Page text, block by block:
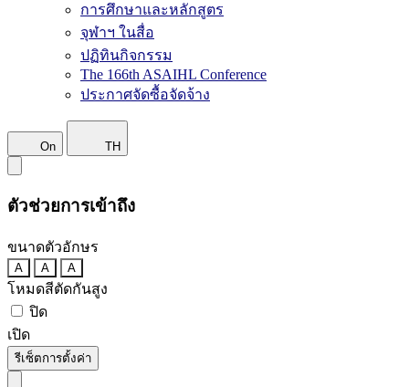
การศึกษาและหลักสูตร
จุฬาฯ ในสื่อ
ปฏิทินกิจกรรม
The 166th ASAIHL Conference
ประกาศจัดซื้อจัดจ้าง
On TH
ตัวช่วยการเข้าถึง
ขนาดตัวอักษร
A A A
โหมดสีตัดกันสูง
ปิด
เปิด
รีเซ็ตการตั้งค่า